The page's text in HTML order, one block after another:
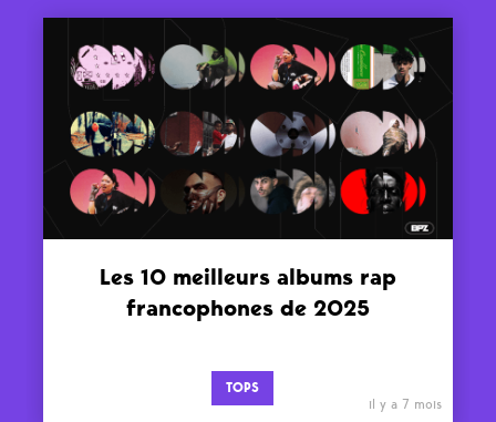
Les 10 meilleurs albums rap
francophones de 2025
TOPS
il y a 7 mois